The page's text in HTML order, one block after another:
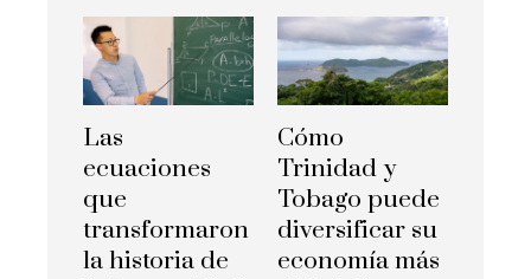
Las
ecuaciones
que
transformaron
la historia de
Cómo
Trinidad y
Tobago puede
diversificar su
economía más